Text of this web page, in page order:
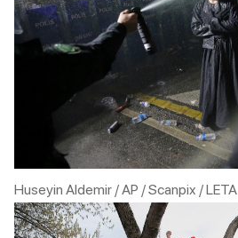
Huseyin Aldemir / AP / Scanpix / LETA